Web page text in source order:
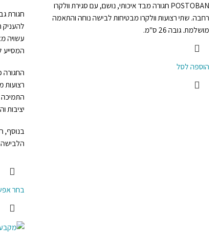
POSTOBAN חגורה מבד איכותי, נושם, עם סגירת וולקרו
רחבה. שתי רצועות וולקרו מבטיחות לבישה נוחה והתאמה
מושלמת. גובה 26 ס"מ.
הוספה לסל
חגורת
להעניק
עשויה
המסייע
החגורה
רצועות
התמיכה
יציבות
בנוסף,
בחר